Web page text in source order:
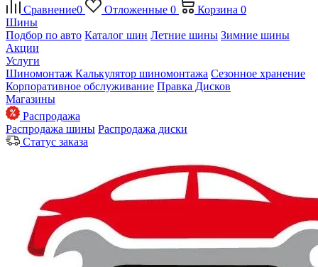
Сравнение0 Отложенные 0 Корзина 0
Шины
Подбор по авто Каталог шин Летние шины Зимние шины
Акции
Услуги
Шиномонтаж Калькулятор шиномонтажа Сезонное хранение
Корпоративное обслуживание Правка Дисков
Магазины
Распродажа
Распродажа шины Распродажа диски
Статус заказа